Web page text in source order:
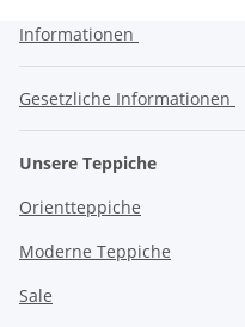
Informationen
Gesetzliche Informationen
Unsere Teppiche
Orientteppiche
Moderne Teppiche
Sale